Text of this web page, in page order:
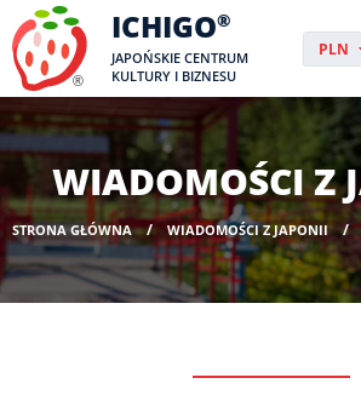
ICHIGO®
JAPOŃSKIE CENTRUM
KULTURY I BIZNESU
PLN
USD
CHF
DKK
NOK
SEK
HUF
WIADOMOŚCI Z
STRONA GŁÓWNA WIADOMOŚCI Z JAPONII